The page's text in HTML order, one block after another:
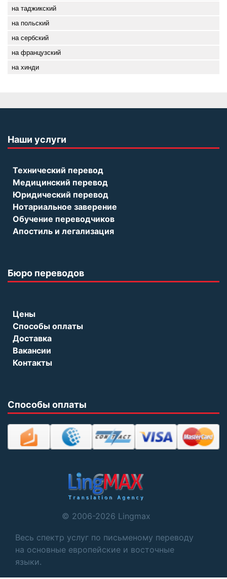
на таджикский
на польский
на сербский
на французский
на хинди
Наши услуги
Технический перевод
Медицинский перевод
Юридический перевод
Нотариальное заверение
Обучение переводчиков
Апостиль и легализация
Бюро переводов
Цены
Способы оплаты
Доставка
Вакансии
Контакты
Способы оплаты
© 2006-2026 Lingmax
Весь спектр услуг по письменому переводу
на основные европейские и восточные
языки.